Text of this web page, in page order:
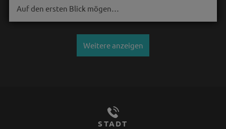
Auf den ersten Blick mögen…
Weitere anzeigen
STADT